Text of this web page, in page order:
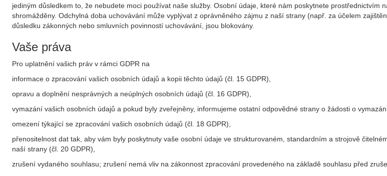
jediným důsledkem to, že nebudete moci používat naše služby. Osobní údaje, které nám poskytnete
shromážděny. Odchylná doba uchovávání může vyplývat z oprávněného zájmu z naší strany (např. za účelem
důsledku zákonných nebo smluvních povinností uchovávání, jsou blokovány.
Vaše práva
Pro uplatnění vašich práv v rámci GDPR na
informace o zpracování vašich osobních údajů a kopii těchto údajů (čl. 15 GDPR),
opravu a doplnění nesprávných a neúplných osobních údajů (čl. 16 GDPR),
vymazání vašich osobních údajů a pokud byly zveřejněny, informujeme ostatní odpovědné strany o žádosti o
omezení týkající se zpracování vašich osobních údajů (čl. 18 GDPR),
přenositelnost dat tak, aby vám byly poskytnuty vaše osobní údaje ve strukturovaném, standardním a strojově
naší strany (čl. 20 GDPR),
zrušení vydaného souhlasu; zrušení nemá vliv na zákonnost zpracování provedeného na základě souhlasu před